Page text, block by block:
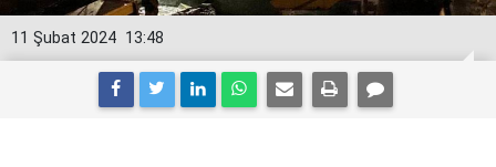
13:48
11 Şubat 2024